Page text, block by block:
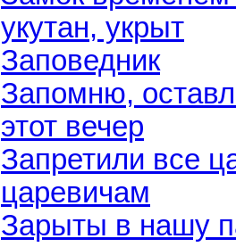
укутан, укрыт
Заповедник
Запомню,
этот вечер
Запретили все
царевичам
Зарыты в нашу